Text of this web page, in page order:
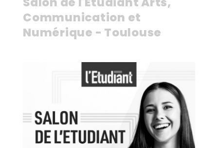
Communication et
Numérique - Toulouse